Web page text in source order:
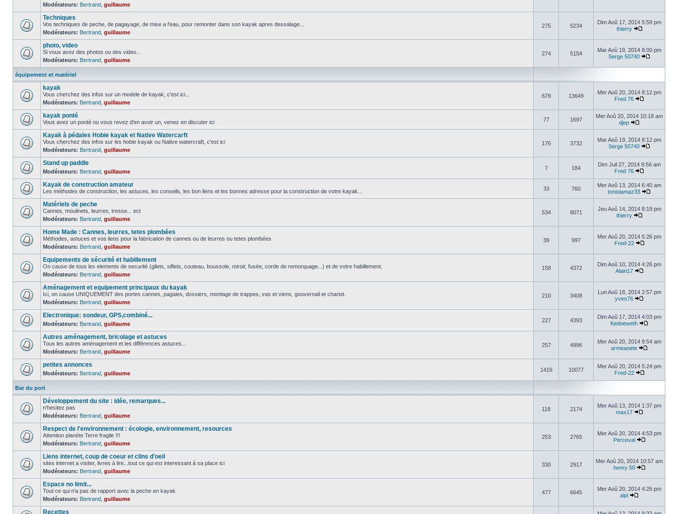
Modérateurs: Bertrand guillaume
Techniques
Vos techniques de peche, de pagayage, de mise a l'eau, pour remonter dans son kayak apres dessalage...
Modérateurs: Bertrand guillaume
275 5234
Dim Aoû 17, 2014 5:59 pm
thierry
photo, video
Si vous avez des photos ou des video...
Modérateurs: Bertrand guillaume
274 5154
Mar Aoû 19, 2014 8:00 pm
Serge 50740
équipement et matériel
kayak
Vous cherchez des infos sur un modele de kayak, c'est ici...
Modérateurs: Bertrand guillaume
679 13649
Mer Aoû 20, 2014 8:12 pm
Fred 76
kayak ponté
Vous avez un ponté ou vous revez d'en avoir un, venez en discuter ici 77 1697
Mer Aoû 20, 2014 10:18 am
djep
Kayak à pédales Hobie kayak et Native Watercarft
Vous cherchez des infos sur les hobie kayak ou Native watercraft, c'est ici
Modérateurs: Bertrand guillaume
176 3732
Mar Aoû 19, 2014 8:12 pm
Serge 50740
Stand up paddle
Modérateurs: Bertrand guillaume
7 184
Dim Juil 27, 2014 9:56 am
Fred 76
Kayak de construction amateur
Les méthodes de construction, les astuces, les conseils, les bon liens et les bonnes adresse pour la construction de votre kayak... 33 760
Mer Aoû 13, 2014 6:40 am
toniolamaz33
Matériels de peche
Cannes, moulinets, leurres, tresse... ect
Modérateurs: Bertrand guillaume
534 8071
Jeu Aoû 14, 2014 8:19 pm
thierry
Home Made : Cannes, leurres, tetes plombées
Méthodes, astuces et vos liens pour la fabrication de cannes ou de leurres ou tetes plombées
Modérateurs: Bertrand guillaume
39 997
Mer Aoû 20, 2014 5:26 pm
Fred-22
Equipements de sécurité et habillement
On cause de tous les elements de securité (gilets, siflets, couteau, boussole, miroir, fusée, corde de remorquage...) et de votre habillement.
Modérateurs: Bertrand guillaume
158 4372
Dim Aoû 10, 2014 4:26 pm
Alain17
Aménagement et equipement principaux du kayak
Ici, on cause UNIQUEMENT des portes cannes, pagaies, dossiers, montage de trappes, vas et viens, gouvernail et chariot.
Modérateurs: Bertrand guillaume
210 3408
Lun Aoû 18, 2014 2:57 pm
yves76
Electronique: sondeur, GPS,combiné...
Modérateurs: Bertrand guillaume
227 4393
Dim Aoû 17, 2014 4:03 pm
Kedoeweth
Autres aménagement, bricolage et astuces
Tous les autres aménagement et les différences astuces...
Modérateurs: Bertrand guillaume
257 4996
Mer Aoû 20, 2014 9:54 am
armeanete
petites annonces
Modérateurs: Bertrand guillaume
1416 10077
Mer Aoû 20, 2014 5:24 pm
Fred-22
Bar du port
Développement du site : idée, remarques...
n'hesitez pas
Modérateurs: Bertrand guillaume
118 2174
Mer Aoû 13, 2014 1:37 pm
max17
Respect de l'environnement : écologie, environnement, resources
Attention planète Terre fragile !!!
Modérateurs: Bertrand guillaume
253 2765
Mer Aoû 20, 2014 4:53 pm
Perceval
Liens internet, coup de coeur et clins d'oeil
sites internet a visiter, livres à lire...tout ce qui est interessant à sa place ici
Modérateurs: Bertrand guillaume
330 2917
Mer Aoû 20, 2014 10:57 am
henry 50
Espace no limit...
Tout ce qui n'a pas de rapport avec la peche en kayak
Modérateurs: Bertrand guillaume
477 6645
Mer Aoû 20, 2014 4:26 pm
alpi
Recettes